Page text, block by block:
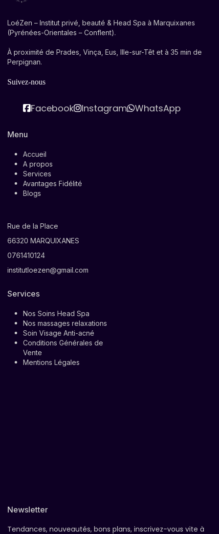
LoéZen – Institut privé, beauté & Head Spa à Marquixanes
(Pyrénées-Orientales – Conflent).
À proximité de Prades, Vinça, Eus, Ille-sur-Têt et à 35 min de
Perpignan.
Suivez-nous
Facebook Instagram WhatsApp
Menu
Accueil
A propos
Services
Avantages Fidélité
Blogs
Rue de la Place
66320 MARQUIXANES
0761410124
institutloezen@gmail.com
Services
Nos Soins Head Spa
Nos massages relaxations
Soin Visage Anti-acné
Conditions Générales de
Vente
Mentions Légales
Newsletter
Tendances, nouveautés, bons plans, inscrivez-vous vite à